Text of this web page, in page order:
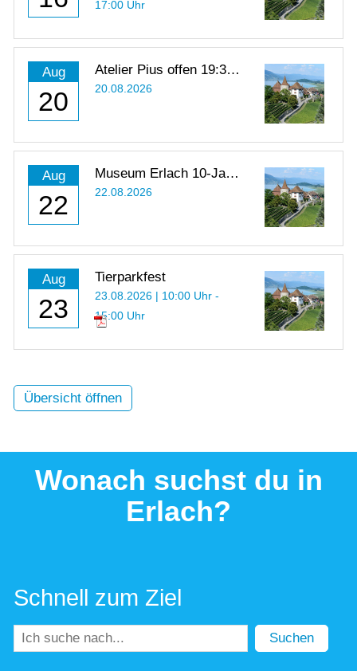
17:00 Uhr
Aug
20
Atelier Pius offen 19:30 -
21:00 Uhr
20.08.2026
Aug
22
Museum Erlach 10-Jahr-
Jubiläum
22.08.2026
Aug
23
Tierparkfest
23.08.2026 | 10:00 Uhr -
15:00 Uhr
Übersicht öffnen
Wonach suchst du in
Erlach?
Schnell zum Ziel
Suchen